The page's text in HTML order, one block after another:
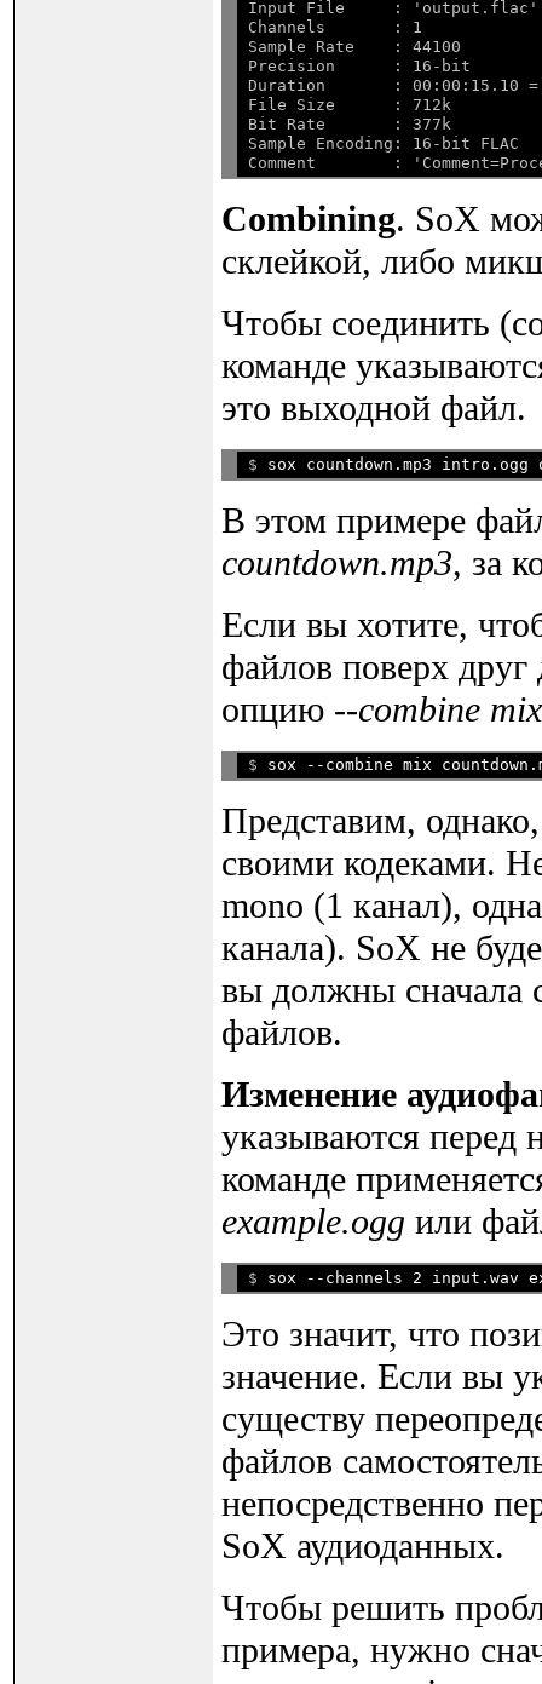
Input File     : 'output.flac'
Channels       : 1
Sample Rate    : 44100
Precision      : 16-bit
Duration       : 00:00:15.10 =
File Size      : 712k
Bit Rate       : 377k
Sample Encoding: 16-bit FLAC
Combining. SoX
склейкой, либо
Чтобы соединить
команде
это выходной файл.
$
В этом примере
countdown.mp3, за
Если вы хотите,
файлов поверх
опцию --combine mix
$
Представим,
своими кодеками.
mono (1 канал),
канала). SoX не
вы должны сначала
файлов.
Изменение
указываются
команде
example.ogg или
$
Это значит, что
значение. Если вы
существу
файлов
непосредственно
SoX аудиоданных.
Чтобы решить
примера, нужно